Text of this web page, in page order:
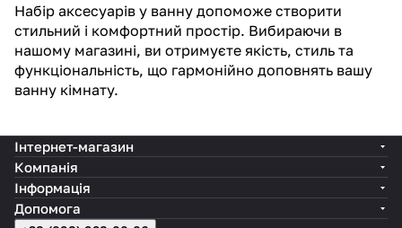
Набір аксесуарів у ванну допоможе створити
стильний і комфортний простір. Вибираючи в
нашому магазині, ви отримуєте якість, стиль та
функціональність, що гармонійно доповнять вашу
ванну кімнату.
Інтернет-магазин
Компанія
Інформація
Допомога